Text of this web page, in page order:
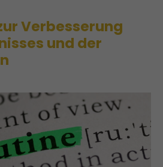
Verbesserung
und der